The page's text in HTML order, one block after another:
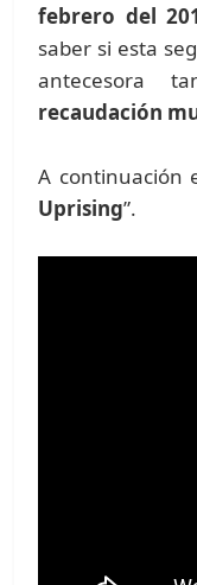
febrero del
saber si esta
antecesora
recaudación
A continuación
Uprising”.